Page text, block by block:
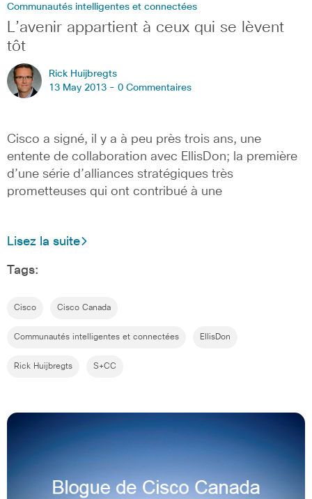
Communautés intelligentes et connectées
L’avenir appartient à ceux qui se lèvent
tôt
Rick Huijbregts
13 May 2013 - 0 Commentaires
Cisco a signé, il y a à peu près trois ans, une
entente de collaboration avec EllisDon; la première
d’une série d’alliances stratégiques très
prometteuses qui ont contribué à une
Lisez la suite
Tags:
Cisco Cisco Canada
Communautés intelligentes et connectées EllisDon
Rick Huijbregts S+CC